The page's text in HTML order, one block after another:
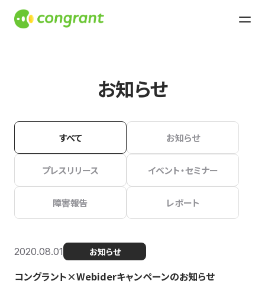
お知らせ
すべて お知らせ
プレスリリース イベント・セミナー
障害報告 レポート
2020.08.01 お知らせ
コングラント×Webiderキャンペーンのお知らせ